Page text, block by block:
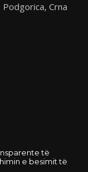
Crna
të
e besimit të